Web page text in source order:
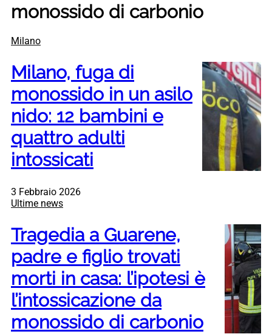
monossido di carbonio
Milano
Milano, fuga di
monossido in un asilo
nido: 12 bambini e
quattro adulti
intossicati
3 Febbraio 2026
Ultime news
Tragedia a Guarene,
padre e figlio trovati
morti in casa: l’ipotesi è
l’intossicazione da
monossido di carbonio